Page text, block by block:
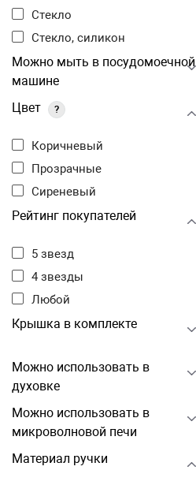
Стекло
Стекло, силикон
Можно мыть в посудомоечной
машине
Цвет
?
Коричневый
Прозрачные
Сиреневый
Рейтинг покупателей
5 звезд
4 звезды
Любой
Крышка в комплекте
Можно использовать в
духовке
Можно использовать в
микроволновой печи
Материал ручки